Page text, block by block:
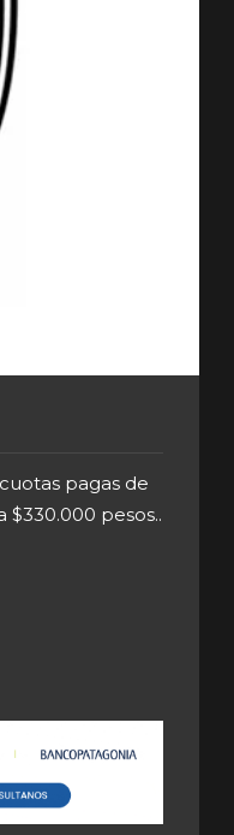
pagas de
$330.000 pesos..